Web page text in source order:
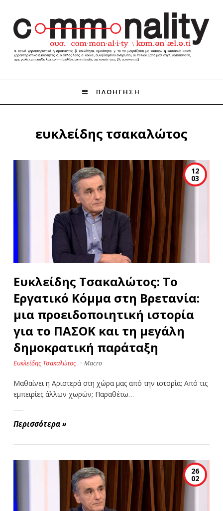
ΠΛΟΗΓΗΣΗ
ευκλείδης τσακαλώτος
12
03
Ευκλείδης Τσακαλώτος: Το
Εργατικό Κόμμα στη Βρετανία:
μια προειδοποιητική ιστορία
για το ΠΑΣΟΚ και τη μεγάλη
δημοκρατική παράταξη
Ευκλείδης Τσακαλώτος · Macro
Μαθαίνει η Αριστερά στη χώρα μας από την ιστορία; Από τις
εμπειρίες άλλων χωρών; Παραθέτω…
Περισσότερα »
26
02